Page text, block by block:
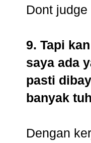
Dont
9. Tapi
saya ada
pasti
banyak
Dengan